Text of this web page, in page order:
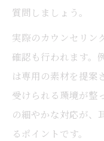
質問しましょう。
実際のカウンセリン
確認も行われます。
は専用の素材を提案
受けられる環境が整
の細やかな対応が、
るポイントです。